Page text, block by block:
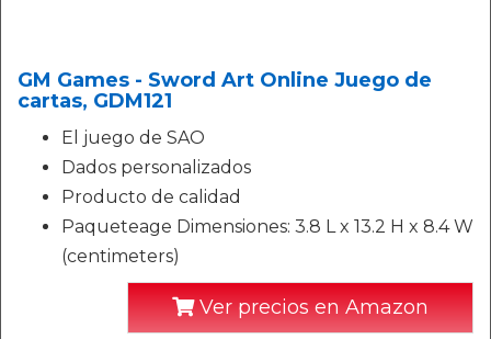
GM Games - Sword Art Online Juego de
cartas, GDM121
El juego de SAO
Dados personalizados
Producto de calidad
Paqueteage Dimensiones: 3.8 L x 13.2 H x 8.4 W
(centimeters)
Ver precios en Amazon